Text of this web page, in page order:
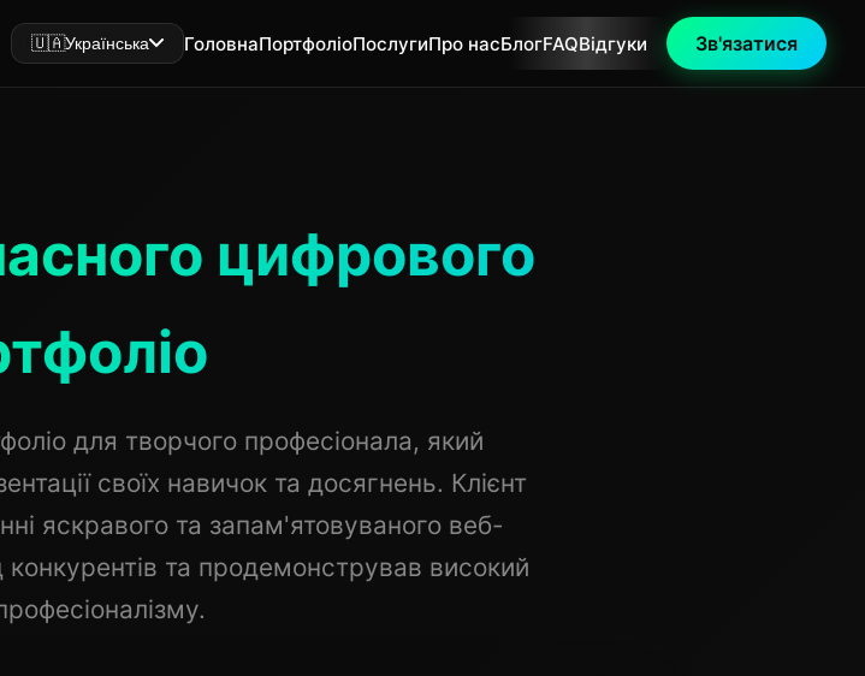
🇺🇦Українська ГоловнаПортфоліоПослугиПро насБлогFAQВідгуки Зв'язатися
цифрового
для творчого професіонала, який
своїх навичок та досягнень. Клієнт
яскравого та запам'ятовуваного веб-
та продемонстрував високий